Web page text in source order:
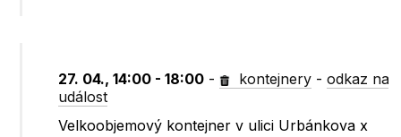
27. 04., 14:00 - 18:00 - kontejnery -odkaz na
událost
Velkoobjemový kontejner v ulici Urbánkova x